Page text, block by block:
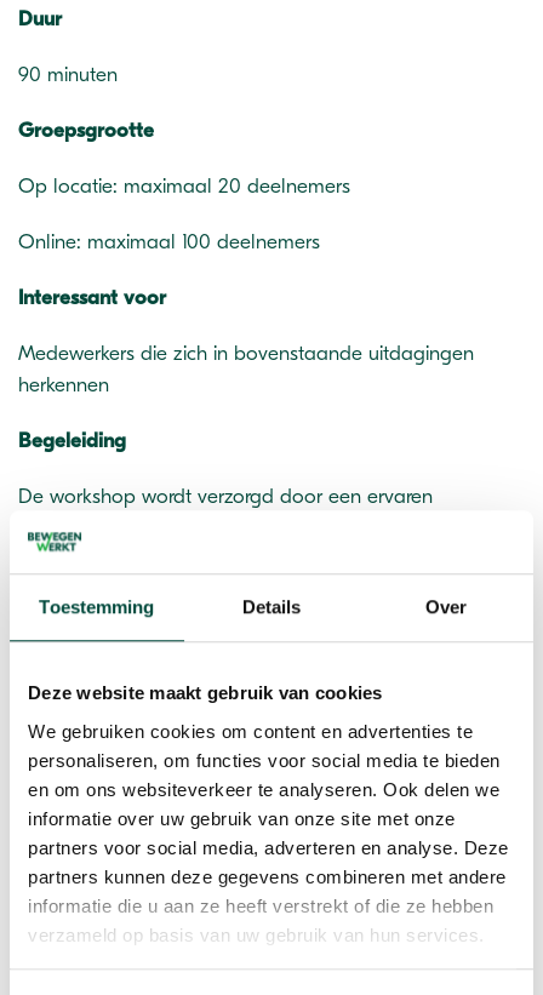
Toestemming Details Over
Deze website maakt gebruik van cookies
We gebruiken cookies om content en advertenties te
personaliseren, om functies voor social media te bieden
en om ons websiteverkeer te analyseren. Ook delen we
informatie over uw gebruik van onze site met onze
partners voor social media, adverteren en analyse. Deze
partners kunnen deze gegevens combineren met andere
informatie die u aan ze heeft verstrekt of die ze hebben
verzameld op basis van uw gebruik van hun services.
Duur
90 minuten
Groepsgrootte
Op locatie: maximaal 20 deelnemers
Online: maximaal 100 deelnemers
Interessant voor
Medewerkers die zich in bovenstaande uitdagingen
herkennen
Begeleiding
De workshop wordt verzorgd door een ervaren
vitaliteitscoach
Inzicht, ervaringen, tips en inspiratie om met het ouder
benutten
Wil je meer informatie over de
workshop 'Energiek ouder worden'?
Neem dan contact op via onderstaand
formulier.